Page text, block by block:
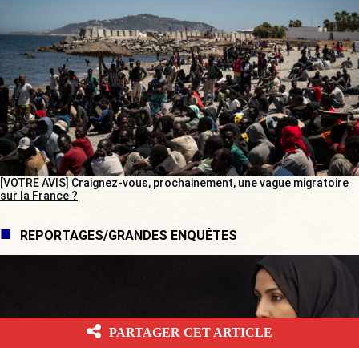
[VOTRE AVIS] Craignez-vous, prochainement, une vague migratoire
sur la France ?
REPORTAGES/GRANDES ENQUÊTES
PARTAGER CET ARTICLE